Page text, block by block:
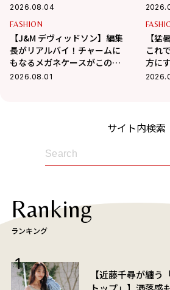
2026.08.04
FASHION
【J&M デヴィッドソン】編集
長がリアルバイ！チャームに
もなるメガネケースがこの夏
大活躍の予感
2026.08.01
【猛
これ
方に
サイト内検索
Ranking
ランキング
【近藤千尋が纏